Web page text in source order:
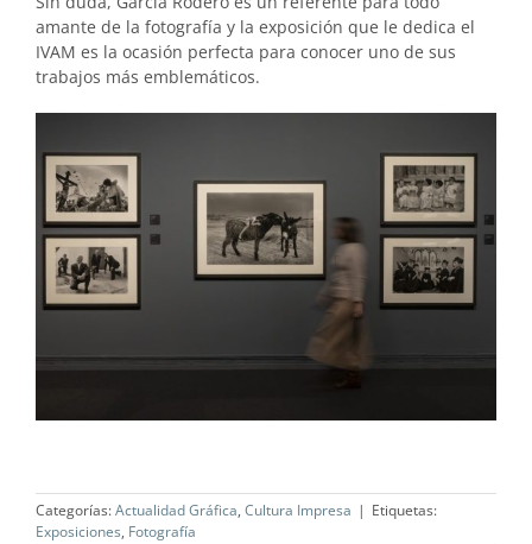
amante de la fotografía y la exposición que le dedica el
IVAM es la ocasión perfecta para conocer uno de sus
trabajos más emblemáticos.
Categorías:Actualidad Gráfica, Cultura Impresa | Etiquetas:
Exposiciones, Fotografía